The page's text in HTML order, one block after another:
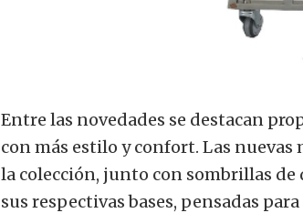
Entre las novedades se destacan
con más estilo y confort. Las nuevas
la colección, junto con sombrillas
sus respectivas bases, pensadas